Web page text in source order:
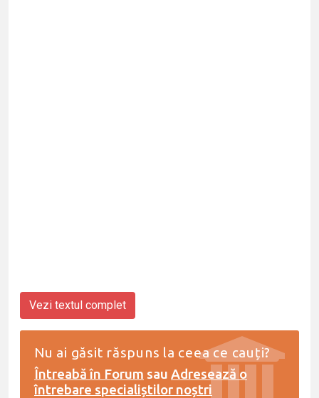
Vezi textul complet
Nu ai găsit răspuns la ceea ce cauți?
Întreabă în Forum sau Adresează o
întrebare specialiștilor noștri